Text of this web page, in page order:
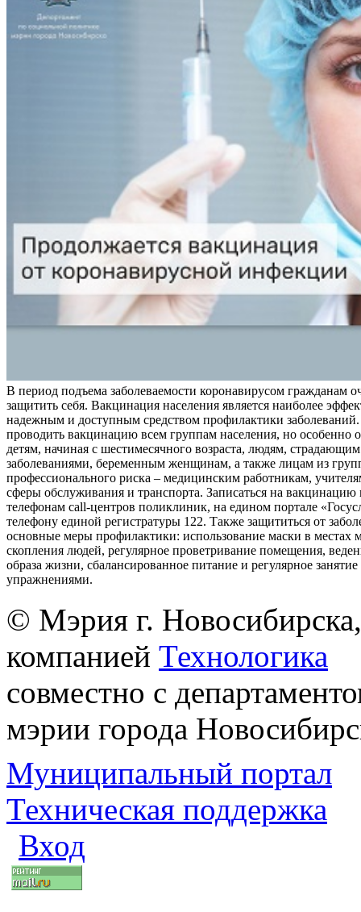
В период подъема заболеваемости коронавирусом гражданам
защитить себя. Вакцинация населения является наиболее
надежным и доступным средством профилактики заболеваний.
проводить вакцинацию всем группам населения, но особенно
детям, начиная с шестимесячного возраста, людям,
заболеваниями, беременным женщинам, а также лицам из
профессионального риска – медицинским работникам,
сферы обслуживания и транспорта. Записаться на
телефонам call-центров поликлиник, на едином портале
телефону единой регистратуры 122. Также защититься от
основные меры профилактики: использование маски в местах
скопления людей, регулярное проветривание помещения,
образа жизни, сбалансированное питание и регулярное
упражнениями.
© Мэрия г.
компанией Технологика
совместно с
мэрии города
Муниципальный портал
Техническая поддержка
Вход